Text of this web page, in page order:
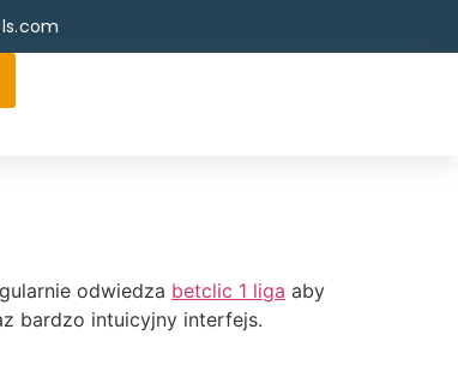
odwiedza betclic 1 liga aby
bardzo intuicyjny interfejs.